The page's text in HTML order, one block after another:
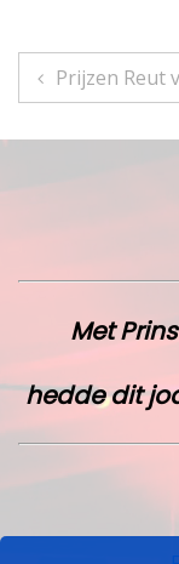
Bericht
Prijzen Reut
Met
hedde dit